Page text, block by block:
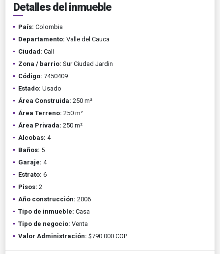
Detalles del inmueble
País: Colombia
Departamento: Valle del Cauca
Ciudad: Cali
Zona / barrio: Sur Ciudad Jardin
Código: 7450409
Estado: Usado
Área Construida: 250 m²
Área Terreno: 250 m²
Área Privada: 250 m²
Alcobas: 4
Baños: 5
Garaje: 4
Estrato: 6
Pisos: 2
Año construcción: 2006
Tipo de inmueble: Casa
Tipo de negocio: Venta
Valor Administración: $790.000 COP